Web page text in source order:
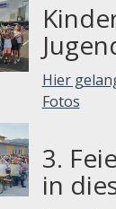
Hier
Fotos
3.
in